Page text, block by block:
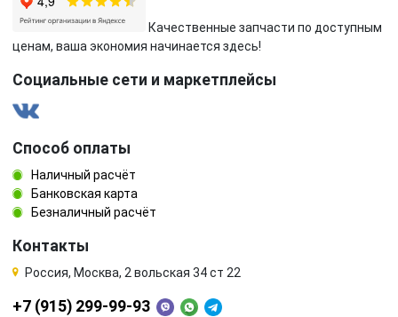
Качественные запчасти по доступным
ценам, ваша экономия начинается здесь!
Социальные сети и маркетплейсы
Способ оплаты
Наличный расчёт
Банковская карта
Безналичный расчёт
Контакты
Россия, Москва, 2 вольская 34 ст 22
+7 (915) 299-99-93